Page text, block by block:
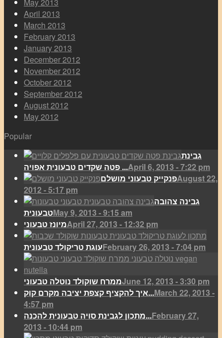
May 2013
April 2013
March 2013
February 2013
January 2013
December 2012
November 2012
October 2012
September 2012
August 2012
May 2012
Popular
גבינת
פטה שקדים טבעונית אפויה ...April 6, 2013 - 7:22 pm
פנקייק טבעוני מושלםAugust 22,
2012 - 5:17 pm
גבינה צהובה
טבעוניתMay 9, 2013 - 9:15 am
מיונז טבעוניApril 27, 2013 - 12:32 pm
עוגת טריקולד טבעוניתFebruary 26, 2013 - 7:04 pm
ממרח שוקולד נוטלה טבעוניJune 12, 2013 - 3:30 pm
איך להקציף קצפת יציבה מקרם קוק...March 22, 2013 -
4:57 pm
מתכון לגבינת סויה טבעונית להכנה...February 27,
2013 - 10:44 pm